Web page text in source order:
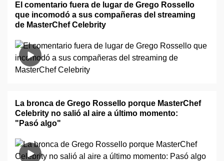
El comentario fuera de lugar de Grego Rossello
que incomodó a sus compañeras del streaming
de MasterChef Celebrity
La bronca de Grego Rossello porque MasterChef
Celebrity no salió al aire a último momento:
"Pasó algo"